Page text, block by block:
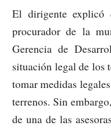
El dirigente explicó
procurador de la
Gerencia de
situación legal de los
tomar medidas
terrenos. Sin
de una de las